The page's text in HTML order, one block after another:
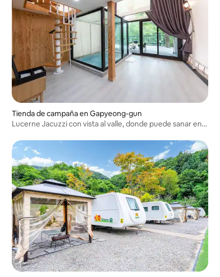
Tienda de campaña en Gapyeong-gun
Lucerne Jacuzzi con vista al valle, donde puede sanar en
No. 7